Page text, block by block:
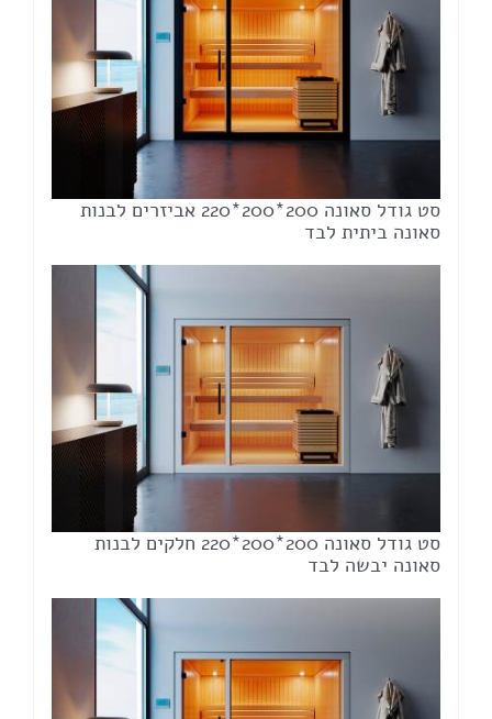
סט גודל סאונה 200*200*220 אביזרים לבנות
סאונה ביתית לבד
סט גודל סאונה 200*200*220 חלקים לבנות
סאונה יבשה לבד